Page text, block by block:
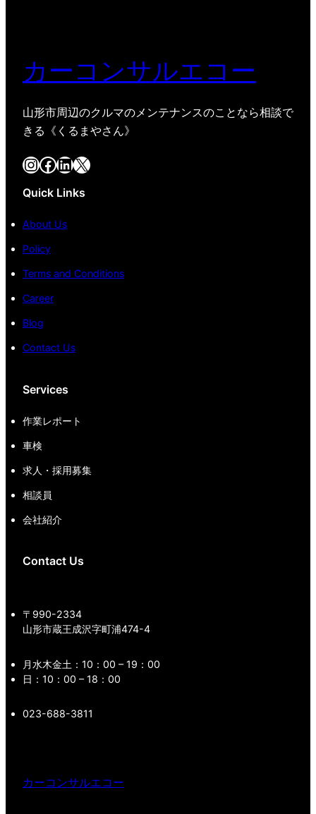
カーコンサルエコー
山形市周辺のクルマのメンテナンスのことなら相談で
きる《くるまやさん》
InstagramFacebook LinkedIn X
Quick Links
About Us
Policy
Terms and Conditions
Career
Blog
Contact Us
Services
作業レポート
車検
求人・採用募集
相談員
会社紹介
Contact Us
〒990-2334
山形市蔵王成沢字町浦474-4
月水木金土：10：00 – 19：00
日：10：00 – 18：00
023-688-3811
カーコンサルエコー